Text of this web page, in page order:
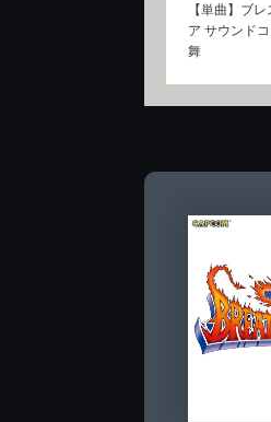
【単曲】ブ
ア サウンド
舞